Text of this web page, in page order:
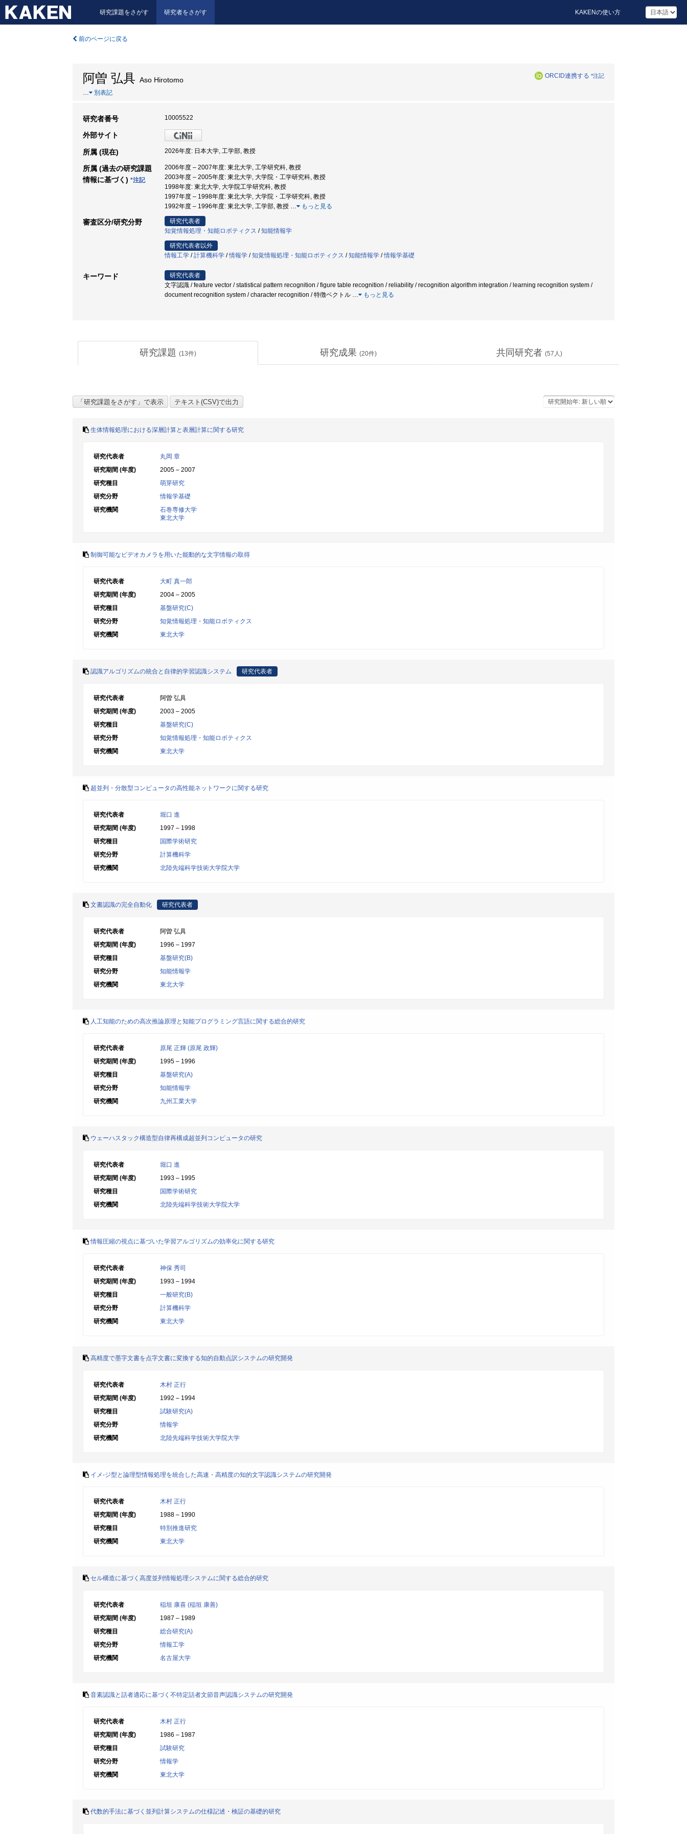
研究課題をさがす 研究者をさがす KAKENの使い方
前のページに戻る
阿曽 弘具 Aso Hirotomo ORCID連携する *注記
… 別表記
研究者番号 10005522
外部サイト
所属 (現在) 2026年度: 日本大学, 工学部, 教授
所属 (過去の研究課題
情報に基づく) *注記
2006年度 – 2007年度: 東北大学, 工学研究科, 教授
2003年度 – 2005年度: 東北大学, 大学院・工学研究科, 教授
1998年度: 東北大学, 大学院工学研究科, 教授
1997年度 – 1998年度: 東北大学, 大学院・工学研究科, 教授
1992年度 – 1996年度: 東北大学, 工学部, 教授 … もっと見る
審査区分/研究分野
研究代表者
知覚情報処理・知能ロボティクス /知能情報学
研究代表者以外
情報工学 /計算機科学 /情報学 /知覚情報処理・知能ロボティクス /知能情報学 /情報学基礎
キーワード
研究代表者
文字認識 / feature vector / statistical pattern recognition / figure table recognition / reliability / recognition algorithm integration / learning recognition system /
document recognition system / character recognition / 特徴ベクトル … もっと見る
研究課題 (13件) 研究成果 (20件) 共同研究者 (57 人)
生体情報処理における深層計算と表層計算に関する研究
研究代表者
丸岡 章
研究期間 (年度)
2005 – 2007
研究種目
萌芽研究
研究分野
情報学基礎
研究機関
石巻専修大学
東北大学
制御可能なビデオカメラを用いた能動的な文字情報の取得
研究代表者
大町 真一郎
研究期間 (年度)
2004 – 2005
研究種目
基盤研究(C)
研究分野
知覚情報処理・知能ロボティクス
研究機関
東北大学
認識アルゴリズムの統合と自律的学習認識システム 研究代表者
研究代表者
阿曽 弘具
研究期間 (年度)
2003 – 2005
研究種目
基盤研究(C)
研究分野
知覚情報処理・知能ロボティクス
研究機関
東北大学
超並列・分散型コンピュータの高性能ネットワークに関する研究
研究代表者
堀口 進
研究期間 (年度)
1997 – 1998
研究種目
国際学術研究
研究分野
計算機科学
研究機関
北陸先端科学技術大学院大学
文書認識の完全自動化 研究代表者
研究代表者
阿曽 弘具
研究期間 (年度)
1996 – 1997
研究種目
基盤研究(B)
研究分野
知能情報学
研究機関
東北大学
人工知能のための高次推論原理と知能プログラミング言語に関する総合的研究
研究代表者
原尾 正輝 (原尾 政輝)
研究期間 (年度)
1995 – 1996
研究種目
基盤研究(A)
研究分野
知能情報学
研究機関
九州工業大学
ウェーハスタック構造型自律再構成超並列コンピュータの研究
研究代表者
堀口 進
研究期間 (年度)
1993 – 1995
研究種目
国際学術研究
研究機関
北陸先端科学技術大学院大学
情報圧縮の視点に基づいた学習アルゴリズムの効率化に関する研究
研究代表者
神保 秀司
研究期間 (年度)
1993 – 1994
研究種目
一般研究(B)
研究分野
計算機科学
研究機関
東北大学
高精度で墨字文書を点字文書に変換する知的自動点訳システムの研究開発
研究代表者
木村 正行
研究期間 (年度)
1992 – 1994
研究種目
試験研究(A)
研究分野
情報学
研究機関
北陸先端科学技術大学院大学
イメ-ジ型と論理型情報処理を統合した高速・高精度の知的文字認識システムの研究開発
研究代表者
木村 正行
研究期間 (年度)
1988 – 1990
研究種目
特別推進研究
研究機関
東北大学
セル構造に基づく高度並列情報処理システムに関する総合的研究
研究代表者
稲垣 康喜 (稲垣 康善)
研究期間 (年度)
1987 – 1989
研究種目
総合研究(A)
研究分野
情報工学
研究機関
名古屋大学
音素認識と話者適応に基づく不特定話者文節音声認識システムの研究開発
研究代表者
木村 正行
研究期間 (年度)
1986 – 1987
研究種目
試験研究
研究分野
情報学
研究機関
東北大学
代数的手法に基づく並列計算システムの仕様記述・検証の基礎的研究